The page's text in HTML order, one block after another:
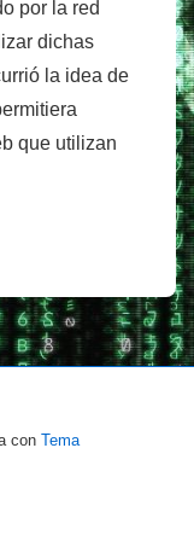
por la red
dichas
la idea de
que utilizan
con Tema